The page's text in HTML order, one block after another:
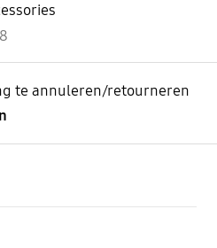
te annuleren/retourneren